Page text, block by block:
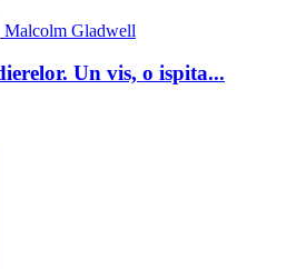
Malcolm Gladwell
Un vis, o ispita...